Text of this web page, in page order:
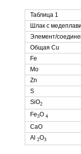
Таблица 1
Шлак с
Элемент/
Общая Сu
Fe
Мо
Zn
S
SiO2
Fе3O4
СаО
Аl 2O3